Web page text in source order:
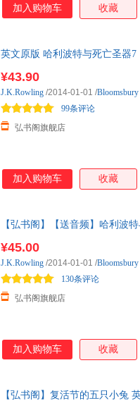
加入购物车 收藏
英文原版 哈利波特与死亡圣器7
著 英语学习
¥43.90
弘书阁旗舰店
99条评论
J.K.Rowling /2014-01-01 /
加入购物车 收藏
【弘书阁】【送音频】哈利波
学名著 英语学习
¥45.00
弘书阁旗舰店
130条评论
J.K.Rowling /2014-01-01 /
加入购物车 收藏
【弘书阁】复活节的五只小兔